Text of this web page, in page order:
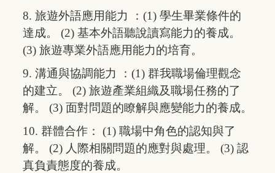
8. 旅遊外語應用能力 ：(1) 學生畢業條件的
達成。 (2) 基本外語聽說讀寫能力的養成。
(3) 旅遊專業外語應用能力的培育。
9. 溝通與協調能力 ：(1) 群我職場倫理觀念
的建立。 (2) 旅遊產業組織及職場任務的了
解。 (3) 面對問題的瞭解與應變能力的養成。
10. 群體合作： (1) 職場中角色的認知與了
解。 (2) 人際相關問題的應對與處理。 (3) 認
真負責態度的養成。